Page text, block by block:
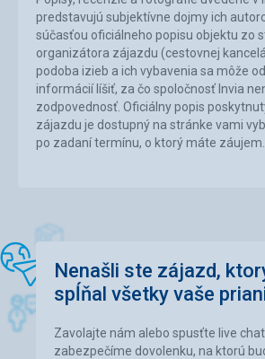
predstavujú subjektívne dojmy ich
súčasťou oficiálneho popisu objektu zo
organizátora zájazdu (cestovnej
podoba izieb a ich vybavenia sa môže
informácií líšiť, za čo spoločnosť Invia
zodpovednosť. Oficiálny popis
zájazdu je dostupný na stránke vami
po zadaní termínu, o ktorý máte záujem.
Nenašli ste zájazd,
spĺňal všetky vaše
Zavolajte nám alebo spusťte live
zabezpečíme dovolenku, na ktorú